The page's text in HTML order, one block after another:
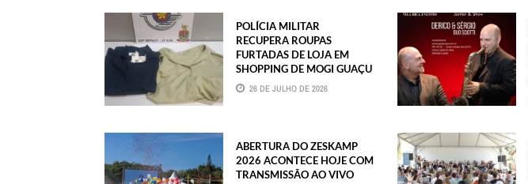
POLÍCIA MILITAR
RECUPERA ROUPAS
FURTADAS DE LOJA EM
SHOPPING DE MOGI GUAÇU
26 DE JULHO DE 2026
ABERTURA DO ZESKAMP
2026 ACONTECE HOJE COM
TRANSMISSÃO AO VIVO